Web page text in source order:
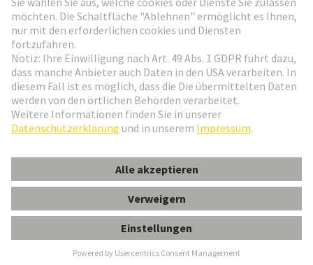
Social Media
Österreich Deutsch
© HARTING Technologiegruppe
ImpressumDatenschutz-ErklärungCookie-Einstellungen
Kundeninformation